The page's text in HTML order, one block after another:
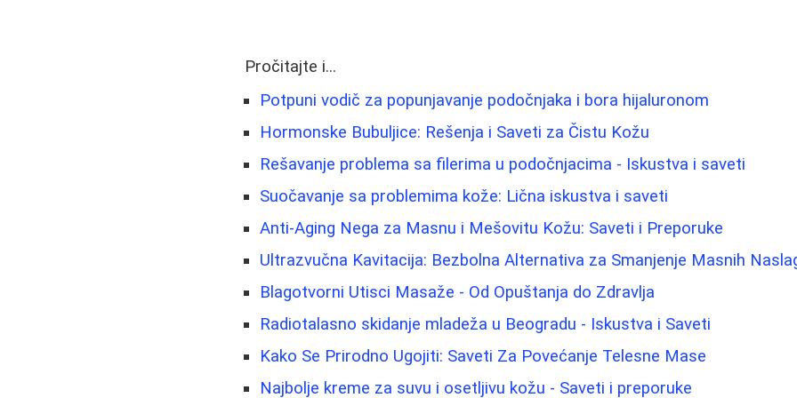
Pročitajte i...
Potpuni vodič za popunjavanje podočnjaka i bora hijaluronom
Hormonske Bubuljice: Rešenja i Saveti za Čistu Kožu
Rešavanje problema sa filerima u podočnjacima - Iskustva i saveti
Suočavanje sa problemima kože: Lična iskustva i saveti
Anti-Aging Nega za Masnu i Mešovitu Kožu: Saveti i Preporuke
Ultrazvučna Kavitacija: Bezbolna Alternativa za Smanjenje Masnih
Blagotvorni Utisci Masaže - Od Opuštanja do Zdravlja
Radiotalasno skidanje mladeža u Beogradu - Iskustva i Saveti
Kako Se Prirodno Ugojiti: Saveti Za Povećanje Telesne Mase
Najbolje kreme za suvu i osetljivu kožu - Saveti i preporuke